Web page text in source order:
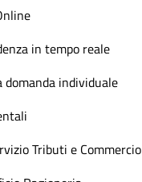
in tempo reale
domanda individuale
Tributi e Commercio